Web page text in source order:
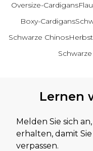
Oversize-Cardigans
Boxy-Cardigans
Schwarze Chinos
Lernen
Melden Sie sich
erhalten, damit
verpassen.